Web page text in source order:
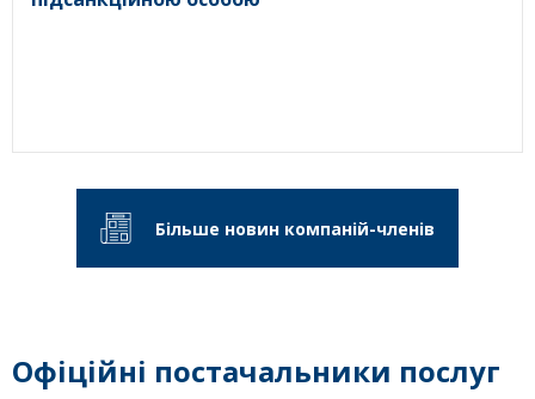
Більше новин компаній-членів
Офіційні постачальники послуг